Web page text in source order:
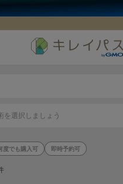
を選択しましょう
度でも購入可 即時予約可